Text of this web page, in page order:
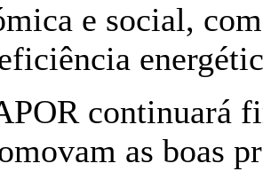
e social,
continuará
as boas